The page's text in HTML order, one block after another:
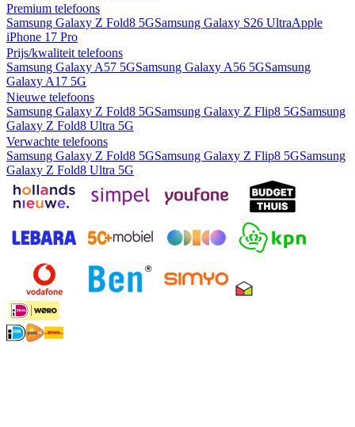
Premium telefoons
Samsung Galaxy Z Fold8 5GSamsung Galaxy S26 UltraApple
iPhone 17 Pro
Prijs/kwaliteit telefoons
Samsung Galaxy A57 5GSamsung Galaxy A56 5GSamsung
Galaxy A17 5G
Nieuwe telefoons
Samsung Galaxy Z Fold8 5GSamsung Galaxy Z Flip8 5GSamsung
Galaxy Z Fold8 Ultra 5G
Verwachte telefoons
Samsung Galaxy Z Fold8 5GSamsung Galaxy Z Flip8 5GSamsung
Galaxy Z Fold8 Ultra 5G